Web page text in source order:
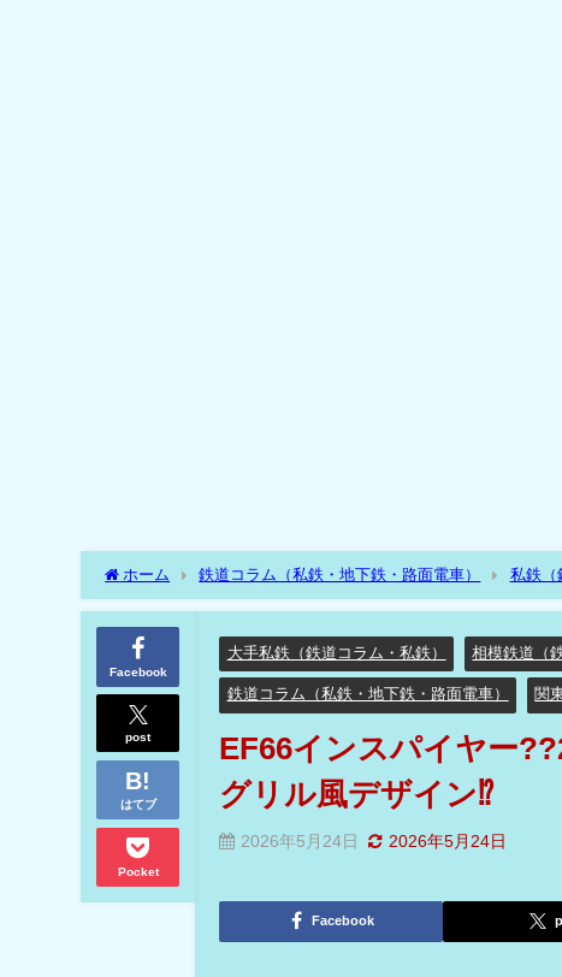
ホーム 鉄道コラム（私鉄・地下鉄・路面電車） 私鉄（
2018年以降登場の相鉄車両の先頭車のグリル風デザイン⁉
Facebook
post
はてブ
Pocket
大手私鉄（鉄道コラム・私鉄） 相模鉄道（
鉄道コラム（私鉄・地下鉄・路面電車） 関
EF66インスパイヤー
グリル風デザイン⁉
2026年5月24日 2026年5月24日
Facebook